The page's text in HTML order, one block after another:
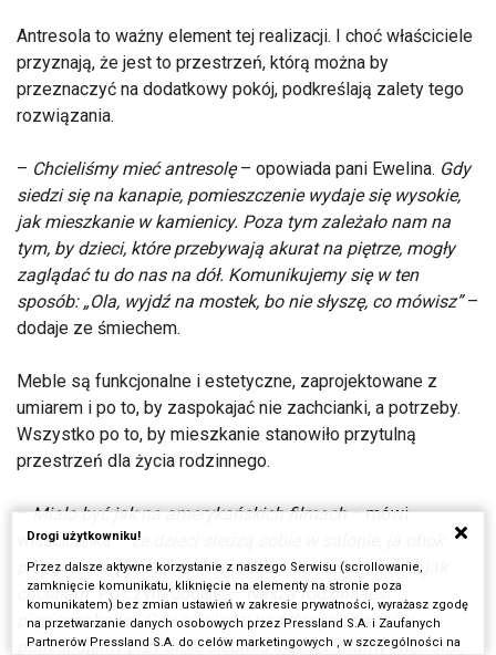
Antresola to ważny element tej realizacji. I choć właściciele
przyznają, że jest to przestrzeń, którą można by
przeznaczyć na dodatkowy pokój, podkreślają zalety tego
rozwiązania.
– Chcieliśmy mieć antresolę– opowiada pani Ewelina. Gdy
siedzi się na kanapie, pomieszczenie wydaje się wysokie,
jak mieszkanie w kamienicy. Poza tym zależało nam na
tym, by dzieci, które przebywają akurat na piętrze, mogły
zaglądać tu do nas na dół. Komunikujemy się w ten
sposób: „Ola, wyjdź na mostek, bo nie słyszę, co mówisz”–
dodaje ze śmiechem.
Meble są funkcjonalne i estetyczne, zaprojektowane z
umiarem i po to, by zaspokajać nie zachcianki, a potrzeby.
Wszystko po to, by mieszkanie stanowiło przytulną
przestrzeń dla życia rodzinnego.
–Miało być jak na amerykańskich filmach– mówi
właścicielka –że dzieci siedzą sobie w salonie, ja obok
przygotowuję jedzenie. Mam duży stół, właśnie taki, jak
chciałam.Po czym dodaje: –Nasza rodzina jest
pięcioosobowa. Gdy odwiedzi nas dwoje dziadków,
potrzebujemy przy stole siedmiu krzeseł. Mamy więc stół,
Drogi użytkowniku!
Przez dalsze aktywne korzystanie z naszego Serwisu (scrollowanie,
zamknięcie komunikatu, kliknięcie na elementy na stronie poza
komunikatem) bez zmian ustawień w zakresie prywatności, wyrażasz zgodę
na przetwarzanie danych osobowych przez Pressland S.A. i Zaufanych
Partnerów Pressland S.A. do celów marketingowych , w szczególności na